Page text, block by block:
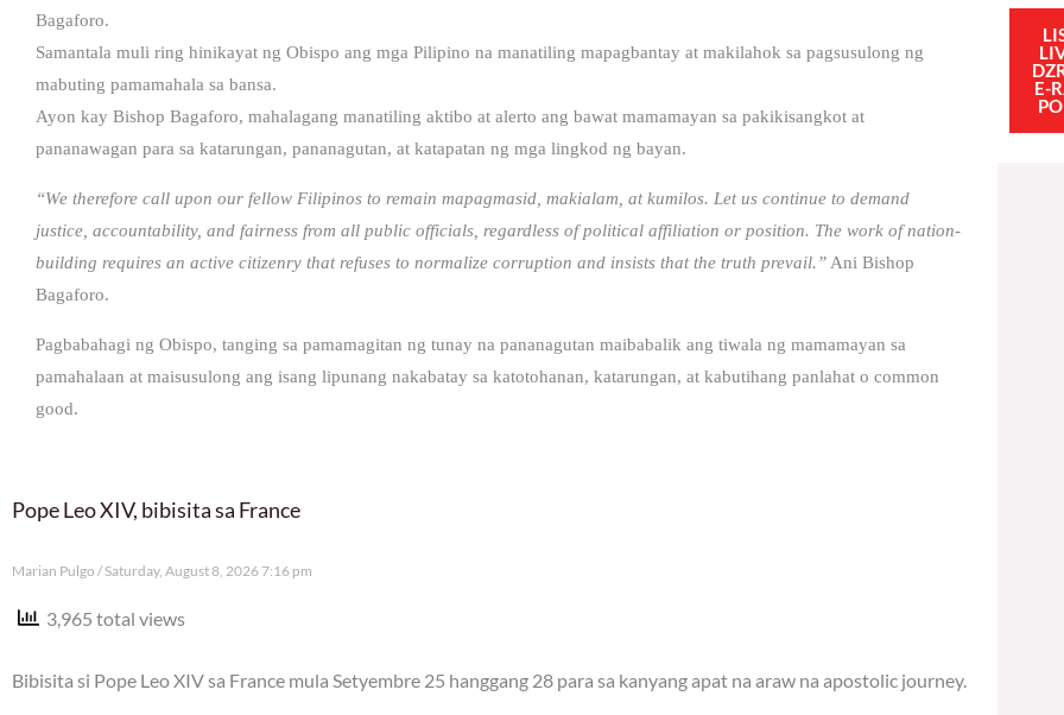
Bagaforo.
Samantala muli ring hinikayat ng Obispo ang mga Pilipino na manatiling mapagbantay at makilahok sa pagsusulong ng
mabuting pamamahala sa bansa.
Ayon kay Bishop Bagaforo, mahalagang manatiling aktibo at alerto ang bawat mamamayan sa pakikisangkot at
pananawagan para sa katarungan, pananagutan, at katapatan ng mga lingkod ng bayan.
“We therefore call upon our fellow Filipinos to remain mapagmasid, makialam, at kumilos. Let us continue to demand
justice, accountability, and fairness from all public officials, regardless of political affiliation or position. The work of nation-
building requires an active citizenry that refuses to normalize corruption and insists that the truth prevail.” Ani Bishop
Bagaforo.
Pagbabahagi ng Obispo, tanging sa pamamagitan ng tunay na pananagutan maibabalik ang tiwala ng mamamayan sa
pamahalaan at maisusulong ang isang lipunang nakabatay sa katotohanan, katarungan, at kabutihang panlahat o common
good.
Pope Leo XIV, bibisita sa France
Marian Pulgo Saturday, August 8, 2026 7:16 pm
3,965 total views
Bibisita si Pope Leo XIV sa France mula Setyembre 25 hanggang 28 para sa kanyang apat na araw na apostolic journey.
itong
kulang.
ibig
E-